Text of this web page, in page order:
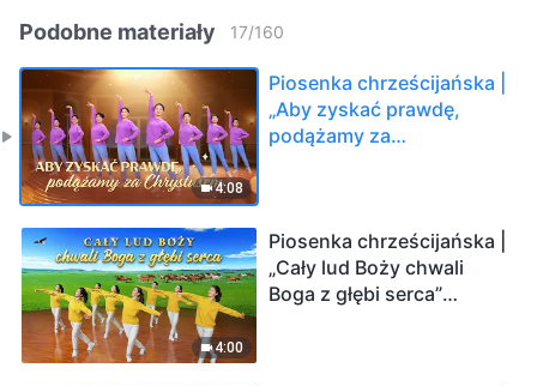
Podobne materiały 17/160
4:08
Piosenka chrześcijańska |
„Aby zyskać prawdę,
podążamy za
4:00
Piosenka chrześcijańska |
„Cały lud Boży chwali
Boga z głębi serca”